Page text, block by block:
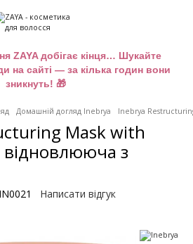
ZAYA добігає кінця… Шукайте
на сайті — за кілька годин вони
зникнуть! 🎁
Домашній догляд Inebrya Inebrya
Mask with
з
IN0021 Написати відгук